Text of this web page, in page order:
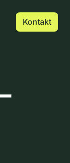
Kontakt